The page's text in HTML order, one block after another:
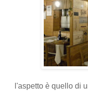
l'aspetto è quello di